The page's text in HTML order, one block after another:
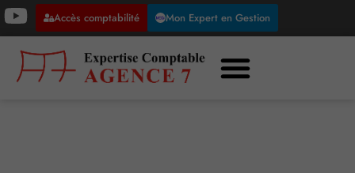
Accès comptabilité Mon Expert en Gestion